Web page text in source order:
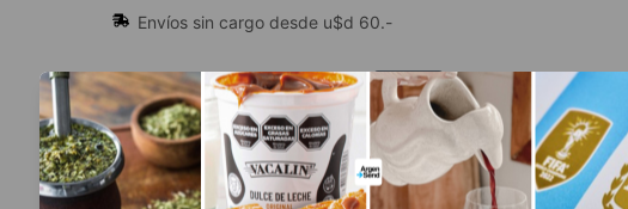
Envíos sin cargo desde u$d 60.-
🔥 Alfajores y Golosinas